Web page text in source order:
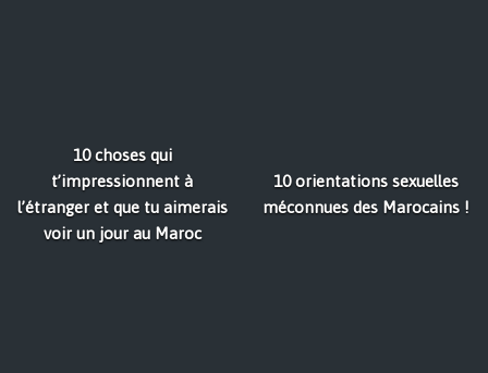
10 choses qui
t’impressionnent à
l’étranger et que tu aimerais
voir un jour au Maroc
10 orientations sexuelles
méconnues des Marocains !